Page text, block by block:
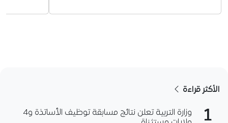
الأكثر قراءة
1
وزارة التربية تعلن نتائج مسابقة توظيف الأساتذة و4